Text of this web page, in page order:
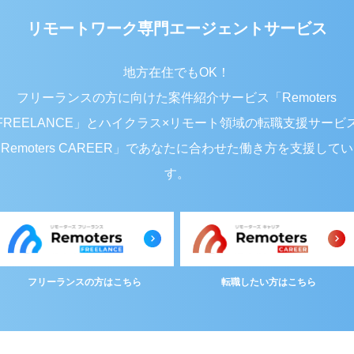
リモートワーク専門エージェントサービス
地方在住でもOK！
フリーランスの方に向けた案件紹介サービス「Remoters
」と ハイクラス×リモート領域の転職支援サービ
CAREER」であなたに合わせた働き方を支援して
す。
フリーランスの方はこちら 転職したい方はこちら